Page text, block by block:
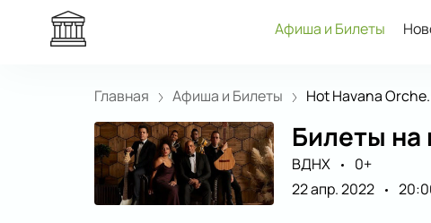
Афиша и Билеты
Главная Афиша и Билеты Hot Havana
Билеты на
ВДНХ
0+
22 апр. 2022